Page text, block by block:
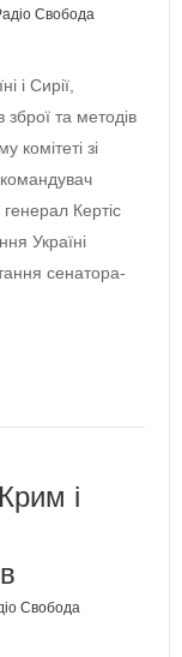
Свобода
і Сирії,
та методів
комітеті зі
Кертіс
Україні
сенатора-
і
Свобода